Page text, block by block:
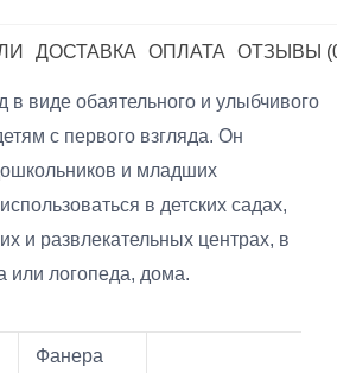
ДОСТАВКА ОПЛАТА ОТЗЫВЫ
в виде обаятельного и улыбчивого
с первого взгляда. Он
и младших
в детских садах,
и развлекательных центрах, в
или логопеда, дома.
Фанера